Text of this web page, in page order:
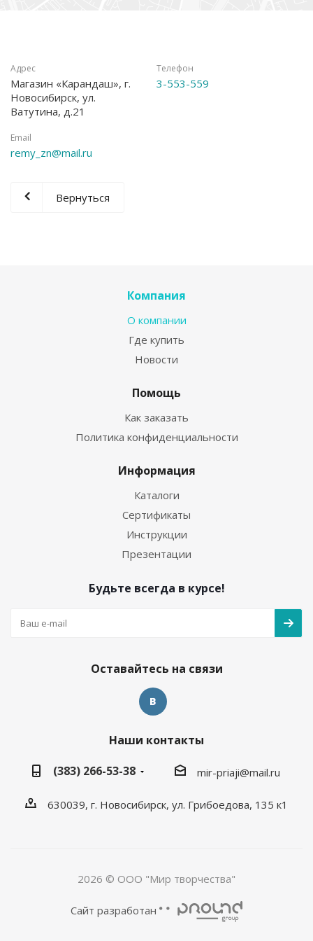
Адрес
Магазин «Карандаш», г.
Новосибирск, ул.
Ватутина, д.21
Телефон
3-553-559
Email
remy_zn@mail.ru
Вернуться
Компания
О компании
Где купить
Новости
Помощь
Как заказать
Политика конфиденциальности
Информация
Каталоги
Сертификаты
Инструкции
Презентации
Будьте всегда в курсе!
Оставайтесь на связи
Наши контакты
(383) 266-53-38
mir-priaji@mail.ru
630039, г. Новосибирск, ул. Грибоедова, 135 к1
2026 © ООО "Мир творчества"
Сайт разработан